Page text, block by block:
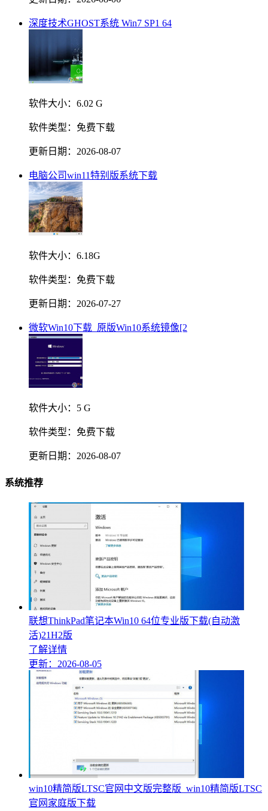
深度技术GHOST系统 Win7 SP1 64
软件大小： 6.02 G
软件类型： 免费下载
更新日期： 2026-08-07
电脑公司win11特别版系统下载
软件大小： 6.18G
软件类型： 免费下载
更新日期： 2026-07-27
微软Win10下载_原版Win10系统镜像[2
软件大小： 5 G
软件类型： 免费下载
更新日期： 2026-08-07
系统推荐
联想ThinkPad笔记本Win10 64位专业版下载(自动激
活)21H2版
了解详情
更新：2026-08-05
win10精简版LTSC官网中文版完整版_win10精简版LTSC
官网家庭版下载